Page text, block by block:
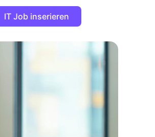
IT Job inserieren